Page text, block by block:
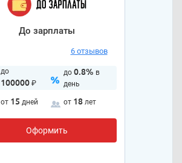
До зарплаты
6 отзывов
до
100000₽
до 0.8% в
день
от 15 дней от 18 лет
Оформить